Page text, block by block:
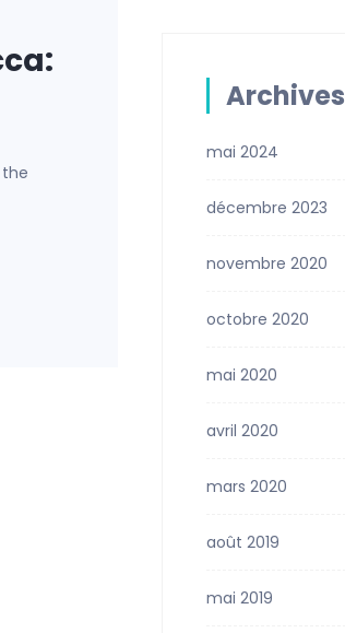
Archives
mai 2024
décembre 2023
novembre 2020
octobre 2020
mai 2020
avril 2020
mars 2020
août 2019
mai 2019